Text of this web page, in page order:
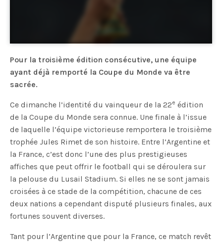
Pour la troisième édition consécutive, une équipe
ayant déjà remporté la Coupe du Monde va être
sacrée.
Ce dimanche l’identité du vainqueur de la 22e édition
de la Coupe du Monde sera connue. Une finale à l’issue
de laquelle l’équipe victorieuse remportera le troisième
trophée Jules Rimet de son histoire. Entre l’Argentine et
la France, c’est donc l’une des plus prestigieuses
affiches que peut offrir le football qui se déroulera sur
la pelouse du Lusail Stadium. Si elles ne se sont jamais
croisées à ce stade de la compétition, chacune de ces
deux nations a cependant disputé plusieurs finales, aux
fortunes souvent diverses.
Tant pour l’Argentine que pour la France, ce match revêt